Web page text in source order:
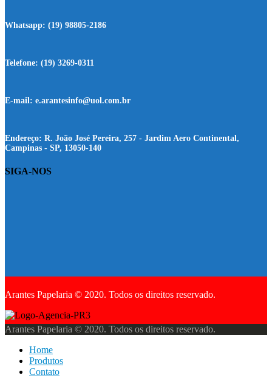
Whatsapp: (19) 98805-2186
Telefone: (19) 3269-0311
E-mail: e.arantesinfo@uol.com.br
Endereço: R. João José Pereira, 257 - Jardim Aero Continental,
Campinas - SP, 13050-140
SIGA-NOS
Arantes Papelaria © 2020. Todos os direitos reservado.
Arantes Papelaria © 2020. Todos os direitos reservado.
Home
Produtos
Contato